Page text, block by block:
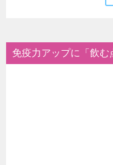
免疫力アップに「飲む